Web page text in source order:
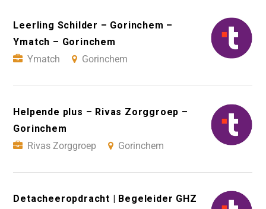
Leerling Schilder – Gorinchem –
Ymatch – Gorinchem
Ymatch
Gorinchem
Helpende plus – Rivas Zorggroep –
Gorinchem
Rivas Zorggroep
Gorinchem
Detacheeropdracht | Begeleider GHZ